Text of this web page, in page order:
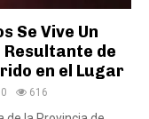
Se Vive Un
Resultante de
en el Lugar
0 616